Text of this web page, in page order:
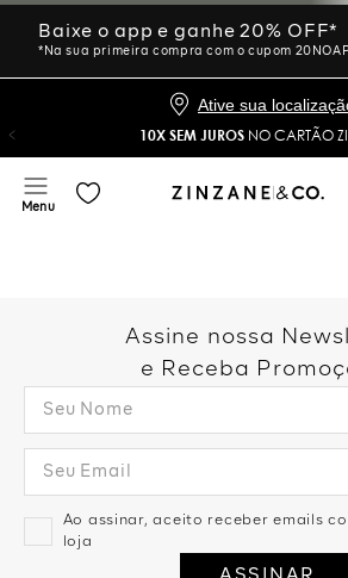
Ative sua localização
10X SEM JUROS NO CARTÃO
foi
Vamos tentar